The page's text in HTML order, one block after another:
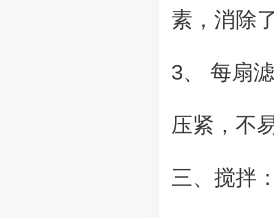
素，消除
3、 每扇
压紧，不
三、搅拌